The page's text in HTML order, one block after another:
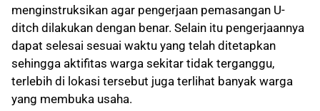
menginstruksikan agar pengerjaan pemasangan U-
ditch dilakukan dengan benar. Selain itu pengerjaannya
dapat selesai sesuai waktu yang telah ditetapkan
sehingga aktifitas warga sekitar tidak terganggu,
terlebih di lokasi tersebut juga terlihat banyak warga
yang membuka usaha.